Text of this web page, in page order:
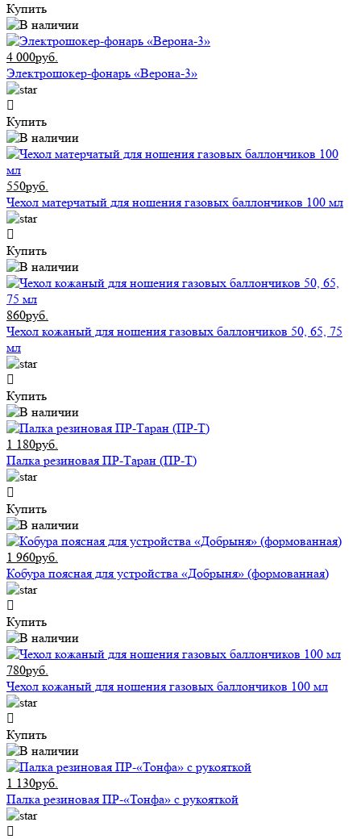
Купить
4 000руб.
Электрошокер-фонарь «Верона-3»
Купить
550руб.
Чехол матерчатый для ношения газовых баллончиков 100 мл
Купить
860руб.
Чехол кожаный для ношения газовых баллончиков 50, 65, 75
мл
Купить
1 180руб.
Палка резиновая ПР-Таран (ПР-Т)
Купить
1 960руб.
Кобура поясная для устройства «Добрыня» (формованная)
Купить
780руб.
Чехол кожаный для ношения газовых баллончиков 100 мл
Купить
1 130руб.
Палка резиновая ПР-«Тонфа» с рукояткой